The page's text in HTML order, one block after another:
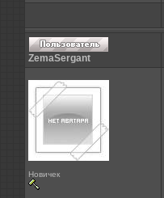
ZemaSergant
Новичек